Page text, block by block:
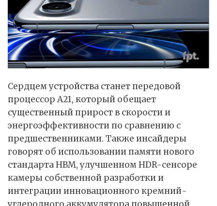
Сердцем устройства станет передовой
процессор A21, который обещает
существенный прирост в скорости и
энергоэффективности по сравнению с
предшественниками. Также инсайдеры
говорят об использовании памяти нового
стандарта HBM, улучшенном HDR-сенсоре
камеры собственной разработки и
интеграции инновационного кремний-